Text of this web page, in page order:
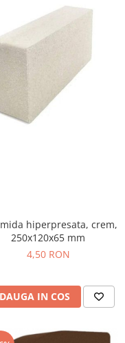
hiperpresata, crem,
250x120x65 mm
4,50 RON
IN COS